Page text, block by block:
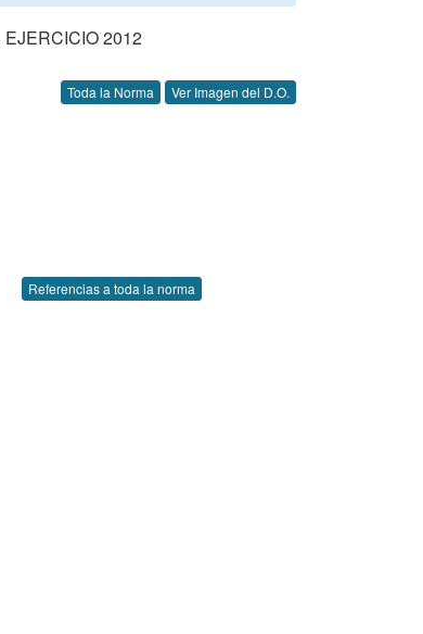
2012
Toda la Norma Ver Imagen del D.O.
Referencias a toda la norma